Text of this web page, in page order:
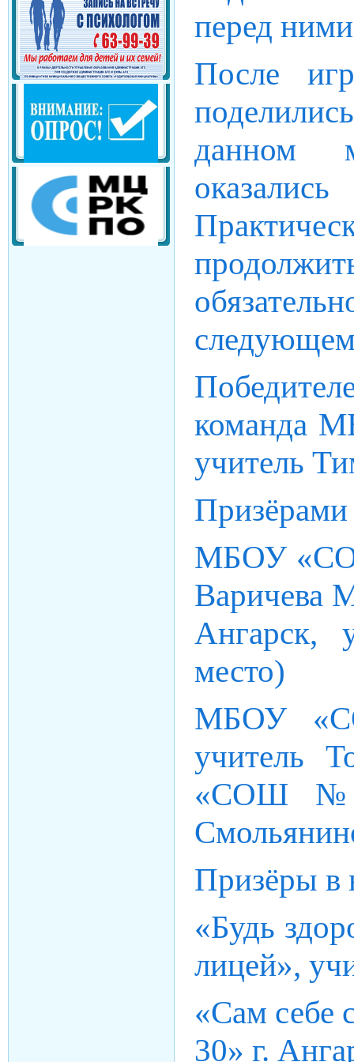
перед
После
данном
команда
учитель
МБОУ
Ангарск,
место)
МБОУ
учитель
«СОШ №
Призёры в
«Будь
лицей»,
«Сам
30» г.